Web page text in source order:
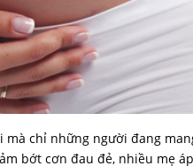
chỉ những người đang
bớt cơn đau đẻ, nhiều mẹ